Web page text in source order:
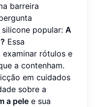
barreira
popular: A
Essa
rótulos e
a contenham.
em cuidados
sobre a
a pele e sua